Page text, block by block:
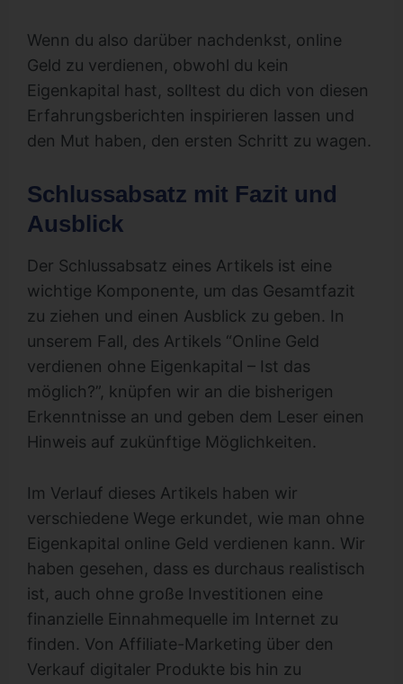
Wenn du also darüber nachdenkst, online
Geld zu verdienen, obwohl du kein
Eigenkapital hast, solltest du dich von diesen
Erfahrungsberichten inspirieren lassen und
den Mut haben, den ersten Schritt zu wagen.
Schlussabsatz mit Fazit und
Ausblick
Der Schlussabsatz eines Artikels ist eine
wichtige Komponente, um das Gesamtfazit
zu ziehen und einen Ausblick zu geben. In
unserem Fall, des Artikels “Online Geld
verdienen ohne Eigenkapital – Ist das
möglich?”, knüpfen wir an die bisherigen
Erkenntnisse an und geben dem Leser einen
Hinweis auf zukünftige Möglichkeiten.
Im Verlauf dieses Artikels haben wir
verschiedene Wege erkundet, wie man ohne
Eigenkapital online Geld verdienen kann. Wir
haben gesehen, dass es durchaus realistisch
ist, auch ohne große Investitionen eine
finanzielle Einnahmequelle im Internet zu
finden. Von Affiliate-Marketing über den
Verkauf digitaler Produkte bis hin zu